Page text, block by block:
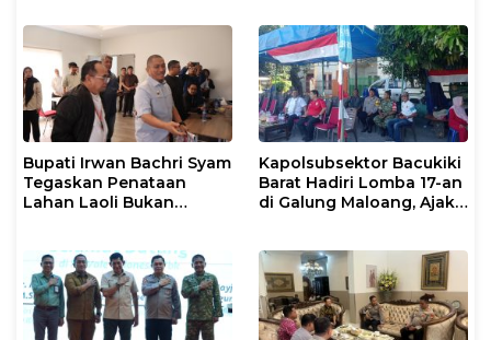
Bupati Irwan Bachri Syam
Tegaskan Penataan
Lahan Laoli Bukan
Kapolsubsektor Bacukiki
Barat Hadiri Lomba 17-an
di Galung Maloang, Ajak